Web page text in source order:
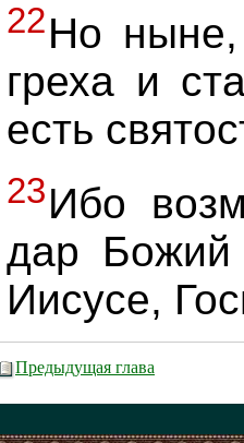
22Но ныне,
греха и
есть
23Ибо
дар Божий
Иисусе,
Предыдущая глава